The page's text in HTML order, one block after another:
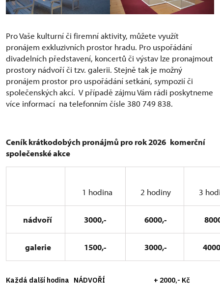
Pro Vaše kulturní či firemní aktivity, můžete využít
pronájem exkluzivních prostor hradu. Pro uspořádání
divadelních představení, koncertů či výstav lze pronajmout
prostory nádvoří či tzv. galerii. Stejně tak je možný
pronájem prostor pro uspořádání setkání, sympozií či
společenských akcí. V případě zájmu Vám rádi poskytneme
více informací na telefonním čísle 380 749 838.
Ceník krátkodobých pronájmů pro rok 2026 komerční
společenské akce
1 hodina 2 hodiny 3
nádvoří 3000,- 6000,-
galerie 1500,- 3000,-
Každá další hodina NÁDVOŘÍ + 2000,- Kč